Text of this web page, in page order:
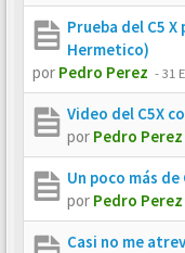
Prueba del C5
Hermetico)
por Pedro Perez -31
Video del C5X
por Pedro Perez
Un poco más de
por Pedro Perez
Casi no me